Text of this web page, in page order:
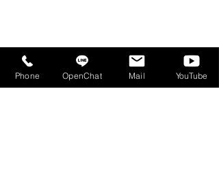
Phone OpenChat Mail YouTube